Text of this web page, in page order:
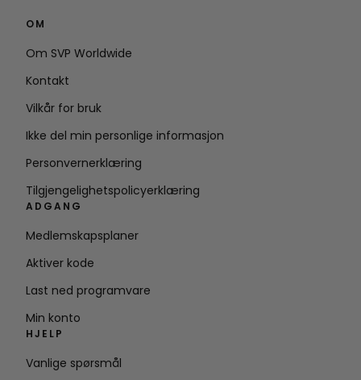
OM
Om SVP Worldwide
Kontakt
Vilkår for bruk
Ikke del min personlige informasjon
Personvernerklæring
Tilgjengelighetspolicyerklæring
ADGANG
Medlemskapsplaner
Aktiver kode
Last ned programvare
Min konto
HJELP
Vanlige spørsmål